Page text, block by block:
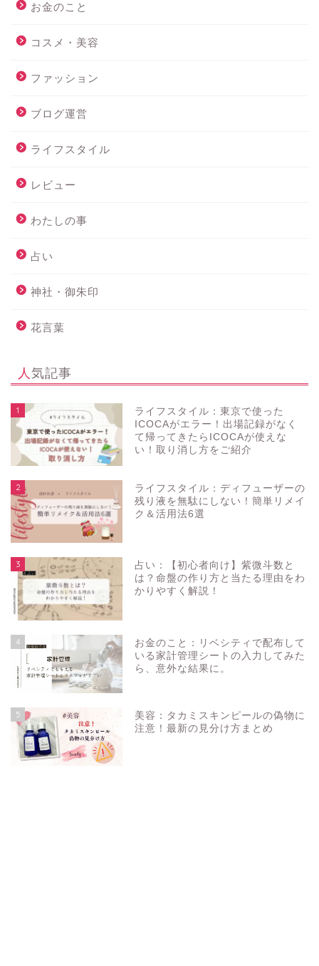
お金のこと
コスメ・美容
ファッション
ブログ運営
ライフスタイル
レビュー
わたしの事
占い
神社・御朱印
花言葉
人気記事
1
ライフスタイル：東京で使った
ICOCAがエラー！出場記録がなく
て帰ってきたらICOCAが使えな
い！取り消し方をご紹介
2
ライフスタイル：ディフューザーの
残り液を無駄にしない！簡単リメイ
ク＆活用法6選
3
占い：【初心者向け】紫微斗数と
は？命盤の作り方と当たる理由をわ
かりやすく解説！
4
お金のこと：リベシティで配布して
いる家計管理シートの入力してみた
ら、意外な結果に。
5
美容：タカミスキンピールの偽物に
注意！最新の見分け方まとめ